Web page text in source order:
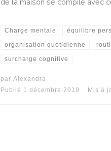
de la maison se compile avec
Charge mentale
équilibre
organisation quotidienne
surcharge cognitive
par Alexandra
Publié 1 décembre 2019 Mis à